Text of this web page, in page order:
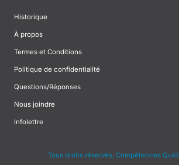
Historique
À propos
Termes et Conditions
Politique de confidentialité
Questions/Réponses
Nous joindre
Infolettre
Tous droits réservés, Compétences